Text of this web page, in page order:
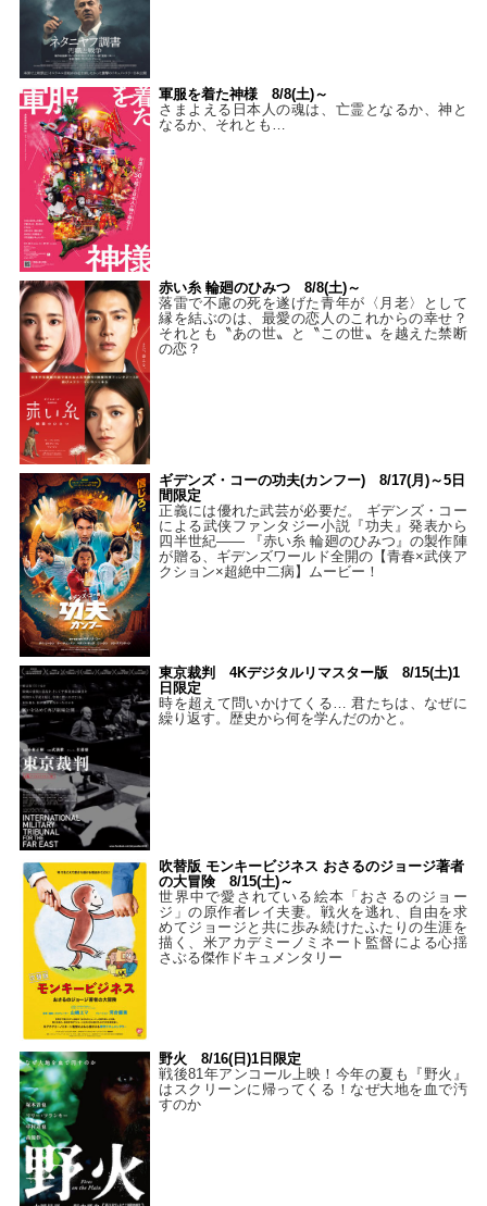
軍服を着た神様 8/8(土)～
さまよえる日本人の魂は、亡霊となるか、神と
なるか、それとも…
赤い糸 輪廻のひみつ 8/8(土)～
落雷で不慮の死を遂げた青年が〈月老〉として
縁を結ぶのは、最愛の恋人のこれからの幸せ？
それとも〝あの世〟と〝この世〟を越えた禁断
の恋？
ギデンズ・コーの功夫(カンフー) 8/17(月)～5日
間限定
正義には優れた武芸が必要だ。 ギデンズ・コー
による武侠ファンタジー小説『功夫』発表から
四半世紀―― 『赤い糸 輪廻のひみつ』の製作陣
が贈る、ギデンズワールド全開の【青春×武侠ア
クション×超絶中二病】ムービー！
東京裁判 4Kデジタルリマスター版 8/15(土)1
日限定
時を超えて問いかけてくる… 君たちは、なぜに
繰り返す。歴史から何を学んだのかと。
吹替版 モンキービジネス おさるのジョージ著者
の大冒険 8/15(土)～
世界中で愛されている絵本「おさるのジョー
ジ」の原作者レイ夫妻。戦火を逃れ、自由を求
めてジョージと共に歩み続けたふたりの生涯を
描く、米アカデミーノミネート監督による心揺
さぶる傑作ドキュメンタリー
野火 8/16(日)1日限定
戦後81年アンコール上映！今年の夏も『野火』
はスクリーンに帰ってくる！なぜ大地を血で汚
すのか